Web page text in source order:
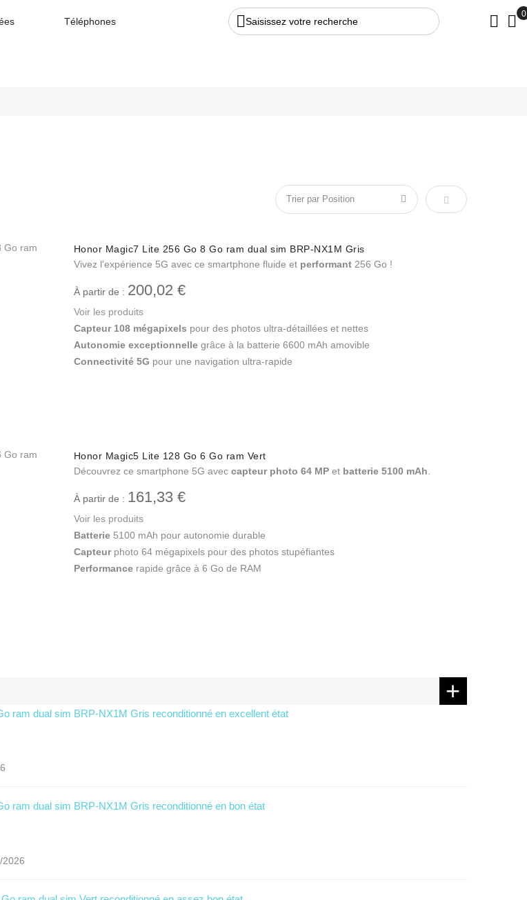
Téléphones Saisissez votre recherche
Par ordre
Honor Magic7 Lite 256 Go 8 Go ram dual sim BRP-NX1M Gris
Vivez l'expérience 5G avec ce smartphone fluide et performant256 Go !
À partir de : 200,02 €
Voir les produits
Capteur 108 mégapixels pour des photos ultra-détaillées et nettes
Autonomie exceptionnellegrâce à la batterie 6600 mAh amovible
Connectivité 5G pour une navigation ultra-rapide
Honor Magic5 Lite 128 Go 6 Go ram Vert
Découvrez ce smartphone 5G avec capteur photo 64 MPet batterie 5100 mAh
À partir de : 161,33 €
Voir les produits
Batterie5100 mAh pour autonomie durable
Capteurphoto 64 mégapixels pour des photos stupéfiantes
Performancerapide grâce à 6 Go de RAM
ram dual sim BRP-NX1M Gris reconditionné en excellent état
ram dual sim BRP-NX1M Gris reconditionné en bon état
2026